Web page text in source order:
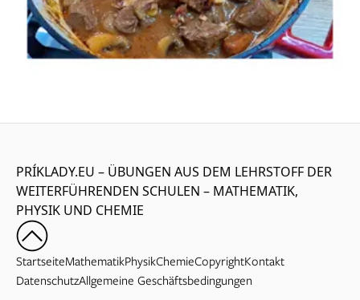
PRÍKLADY.EU – ÜBUNGEN AUS DEM LEHRSTOFF DER
WEITERFÜHRENDEN SCHULEN – MATHEMATIK,
PHYSIK UND CHEMIE
StartseiteMathematikPhysikChemieCopyrightKontakt
DatenschutzAllgemeine Geschäftsbedingungen